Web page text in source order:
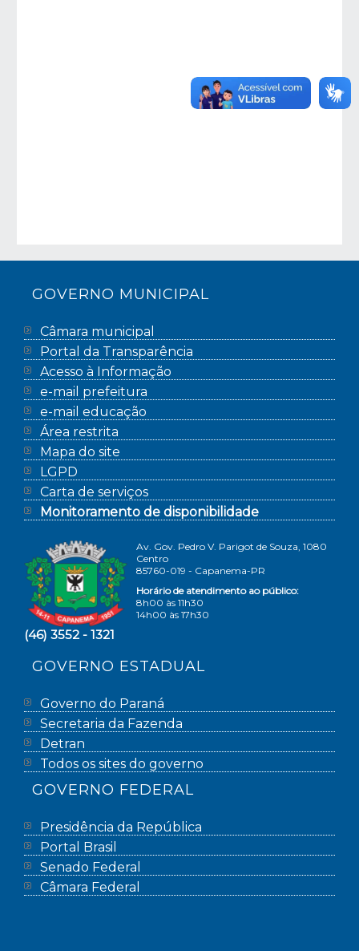
GOVERNO MUNICIPAL
Câmara municipal
Portal da Transparência
Acesso à Informação
e-mail prefeitura
e-mail educação
Área restrita
Mapa do site
LGPD
Carta de serviços
Monitoramento de disponibilidade
Av. Gov. Pedro V. Parigot de Souza, 1080
Centro
85760-019 - Capanema-PR
Horário de atendimento ao público:
8h00 às 11h30
14h00 às 17h30
(46) 3552 - 1321
GOVERNO ESTADUAL
Governo do Paraná
Secretaria da Fazenda
Detran
Todos os sites do governo
GOVERNO FEDERAL
Presidência da República
Portal Brasil
Senado Federal
Câmara Federal